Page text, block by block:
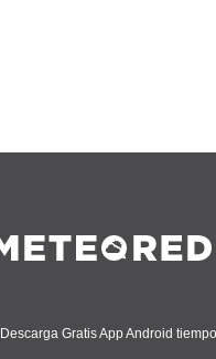
Descarga Gratis App Android